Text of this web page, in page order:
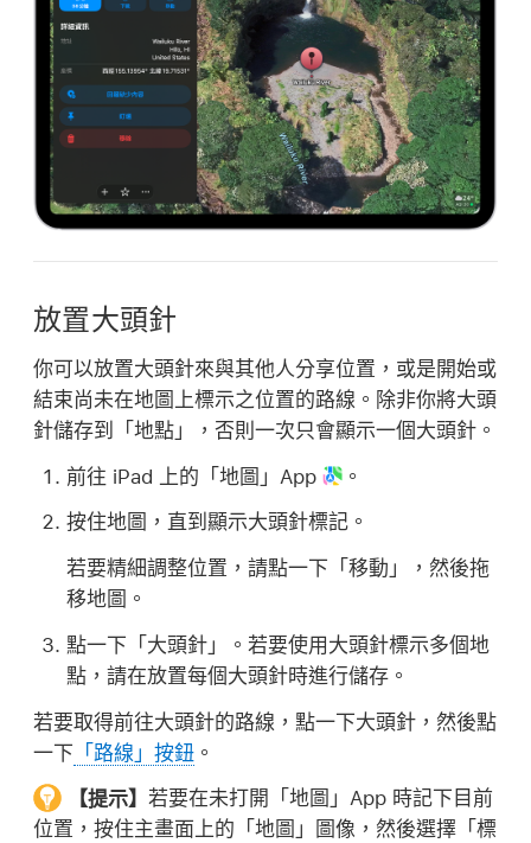
放置大頭針
你可以放置大頭針來與其他人分享位置，或是開始或
結束尚未在地圖上標示之位置的路線。除非你將大頭
針儲存到「地點」，否則一次只會顯示一個大頭針。
前往 iPad 上的「地圖」App
。
按住地圖，直到顯示大頭針標記。
若要精細調整位置，請點一下「移動」，然後拖
移地圖。
點一下「大頭針」。若要使用大頭針標示多個地
點，請在放置每個大頭針時進行儲存。
若要取得前往大頭針的路線，點一下大頭針，然後點
一下 「路線」按鈕 。
【提示】 若要在未打開「地圖」App 時記下目前
位置，按住主畫面上的「地圖」圖像，然後選擇「標